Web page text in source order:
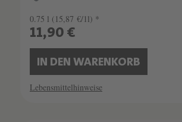
0.75 l (15,87 €/1l) *
11,90 €
IN DEN WARENKORB
Lebensmittelhinweise